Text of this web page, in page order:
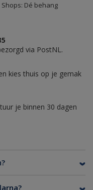
Dé behang
via PostNL.
kies thuis op je gemak
je binnen 30 dagen